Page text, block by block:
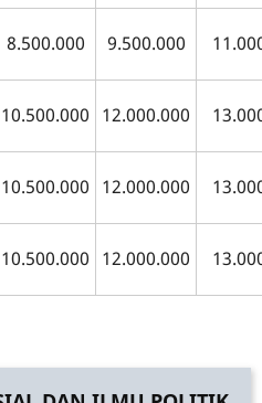
8.500.000 9.500.000
10.500.000 12.000.000
10.500.000 12.000.000
10.500.000 12.000.000